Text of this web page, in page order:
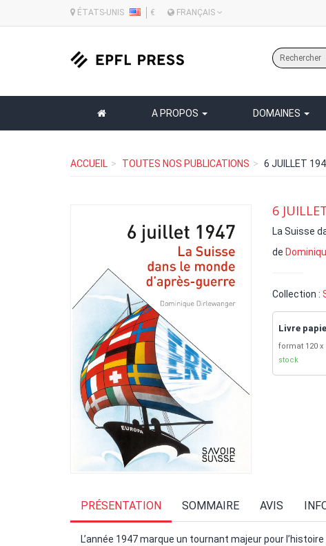
ÉTATS-UNIS € FRANÇAIS
A PROPOS DOMAINES
ACCUEIL TOUTES NOS PUBLICATIONS 6 JUILLET
6
La Suisse
de
Collection :
Livre
format 120 x
stock
PRÉSENTATION SOMMAIRE AVIS
L’année 1947 marque un tournant majeur pour